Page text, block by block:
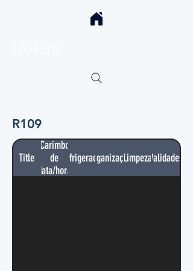
R109
Title
Carimbo
de
data/hora
RefrigeradorOrganizaçãoLimpezaValidades